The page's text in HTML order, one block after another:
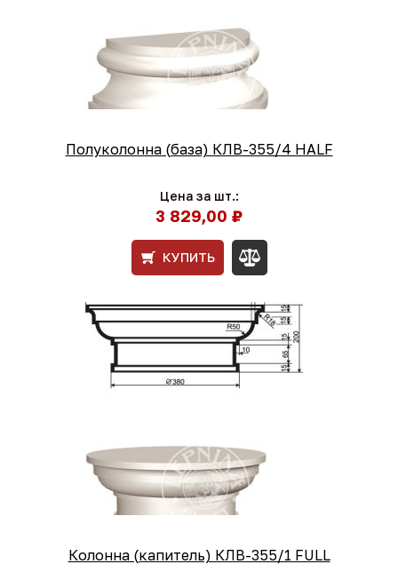
Полуколонна (база) КЛВ-355/4 HALF
Цена за шт.:
3 829,00 ₽
КУПИТЬ
Колонна (капитель) КЛВ-355/1 FULL